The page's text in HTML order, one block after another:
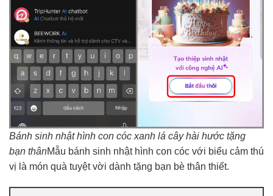
Bánh sinh nhật hình con cóc xanh lá cây hài hước tặng
bạn thânMẫu bánh sinh nhật hình con cóc với biểu cảm thú
vị là món quà tuyệt vời dành tặng bạn bè thân thiết.